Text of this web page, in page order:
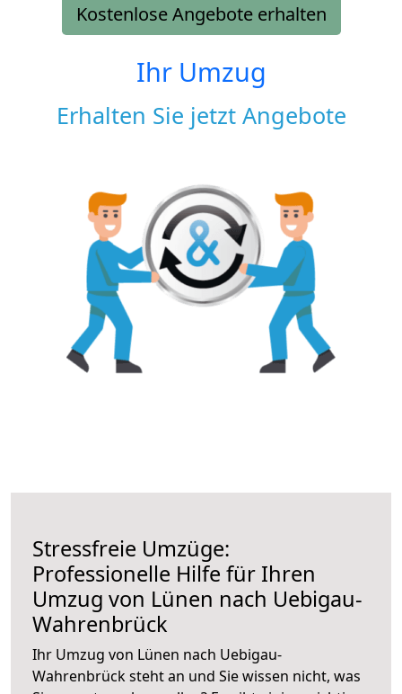
Kostenlose Angebote erhalten
Ihr Umzug
Erhalten Sie jetzt Angebote
Stressfreie Umzüge:
Professionelle Hilfe für Ihren
Umzug von Lünen nach Uebigau-
Wahrenbrück
Ihr Umzug von Lünen nach Uebigau-
Wahrenbrück steht an und Sie wissen nicht, was